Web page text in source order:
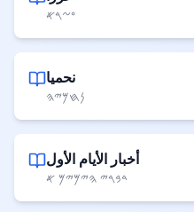
𐤏𐤆𐤓𐤀
نحميا
𐤍𐤇𐤌𐤉𐤄
أخبار الأيام الأول
𐤃𐤁𐤓𐤉 𐤄𐤉𐤌𐤉𐤌 𐤀